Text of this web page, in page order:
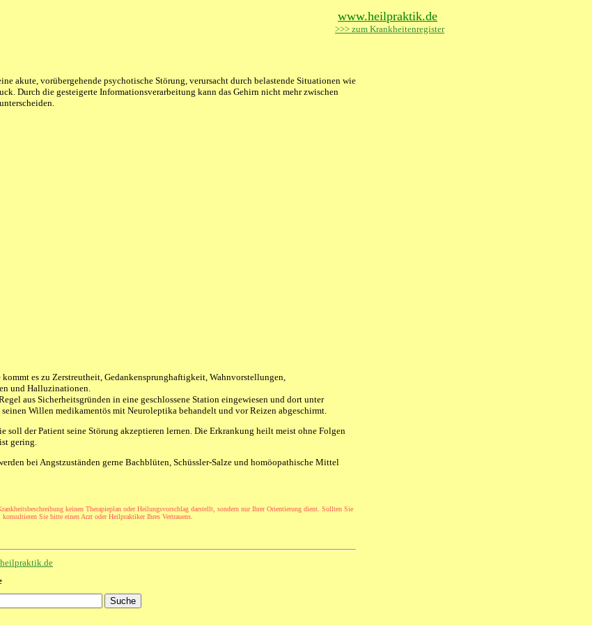
www.heilpraktik.de
>>> zum Krankheitenregister
akute, vorübergehende psychotische Störung, verursacht durch belastende Situationen wie
Durch die gesteigerte Informationsverarbeitung kann das Gehirn nicht mehr zwischen
kommt es zu Zerstreutheit, Gedankensprunghaftigkeit, Wahnvorstellungen,
und Halluzinationen.
aus Sicherheitsgründen in eine geschlossene Station eingewiesen und dort unter
seinen Willen medikamentös mit Neuroleptika behandelt und vor Reizen abgeschirmt.
soll der Patient seine Störung akzeptieren lernen. Die Erkrankung heilt meist ohne Folgen
gering.
bei Angstzuständen gerne Bachblüten, Schüssler-Salze und homöopathische Mittel
keinen Therapieplan oder Heilungsvorschlag darstellt, sondern nur Ihrer Orientierung dient. Sollten Sie
Sie bitte einen Arzt oder Heilpraktiker Ihres Vertrauens.